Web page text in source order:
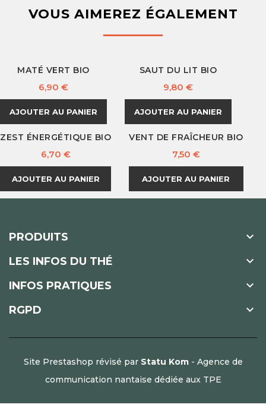
VOUS AIMEREZ ÉGALEMENT
MATÉ VERT BIO
Prix
6,90 €
AJOUTER AU PANIER
SAUT DU LIT BIO
Prix
9,80 €
AJOUTER AU PANIER
ZEST ÉNERGÉTIQUE BIO
Prix
6,70 €
AJOUTER AU PANIER
VENT DE FRAÎCHEUR BIO
Prix
7,50 €
AJOUTER AU PANIER
PRODUITS 
LES INFOS DU THÉ 
INFOS PRATIQUES 
RGPD 
Site Prestashop révisé par Statu Kom- Agence de
communication nantaise dédiée aux TPE